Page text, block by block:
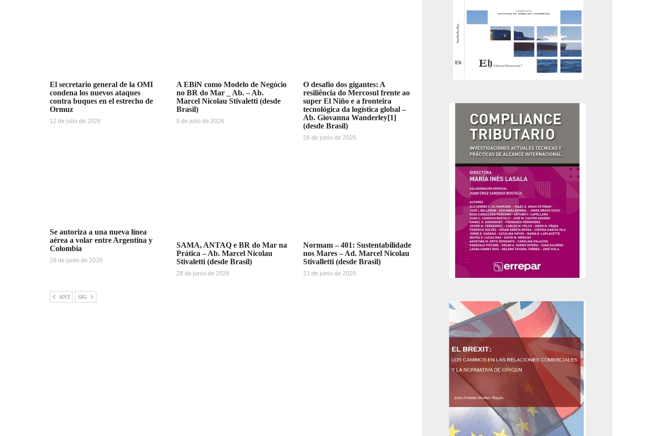
El secretario general de la OMI
condena los nuevos ataques
contra buques en el estrecho de
Ormuz
12 de julio de 2026
A EBiN como Modelo de Negócio
no BR do Mar _ Ab. – Ab.
Marcel Nicolau Stivaletti (desde
Brasil)
5 de julio de 2026
O desafio dos gigantes: A
resiliência do Mercosul frente ao
super El Niño e a fronteira
tecnológica da logística global –
Ab. Giovanna Wanderley[1]
(desde Brasil)
28 de junio de 2026
Se autoriza a una nueva línea
aérea a volar entre Argentina y
Colombia
28 de junio de 2026
SAMA, ANTAQ e BR do Mar na
Prática – Ab. Marcel Nicolau
Stivaletti (desde Brasil)
28 de junio de 2026
Normam – 401: Sustentabilidade
nos Mares – Ad. Marcel Nicolau
Stivalletti (desde Brasil)
21 de junio de 2026
ANT SIG